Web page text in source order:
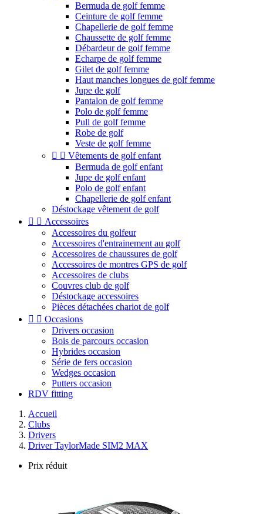
Bermuda de golf femme
Ceinture de golf femme
Chapellerie de golf femme
Chaussette de golf femme
Débardeur de golf femme
Echarpe de golf femme
Gilet de golf femme
Haut manches longues de golf femme
Jupe de golf
Pantalon de golf femme
Polo de golf femme
Pull de golf femme
Robe de golf
Veste de golf femme
  Vêtements de golf enfant
Bermuda de golf enfant
Jupe de golf enfant
Polo de golf enfant
Chapellerie de golf enfant
Déstockage vêtement de golf
  Accessoires
Accessoires du golfeur
Accessoires d'entrainement au golf
Accessoires de chaussures de golf
Accessoires de montres GPS de golf
Accessoires de clubs
Couvres club de golf
Déstockage accessoires
Pièces détachées chariot de golf
  Occasions
Drivers occasion
Bois de parcours occasion
Hybrides occasion
Série de fers occasion
Wedges occasion
Putters occasion
RDV fitting
Accueil
Clubs
Drivers
Driver TaylorMade SIM2 MAX
Prix réduit